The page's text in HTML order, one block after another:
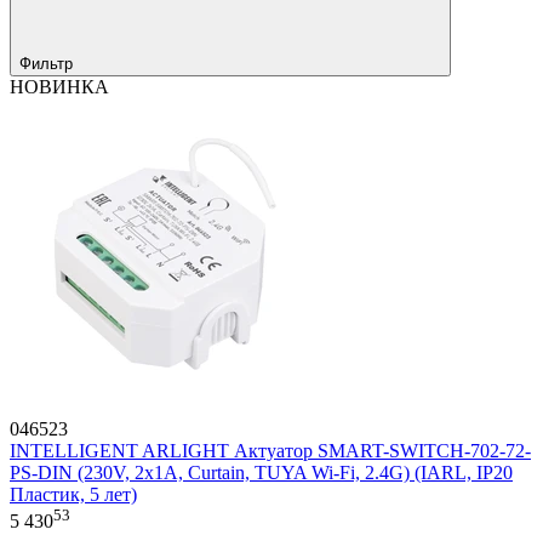
Фильтр
НОВИНКА
046523
INTELLIGENT ARLIGHT Актуатор SMART-SWITCH-702-72-
PS-DIN (230V, 2x1A, Curtain, TUYA Wi-Fi, 2.4G) (IARL, IP20
Пластик, 5 лет)
5 43053